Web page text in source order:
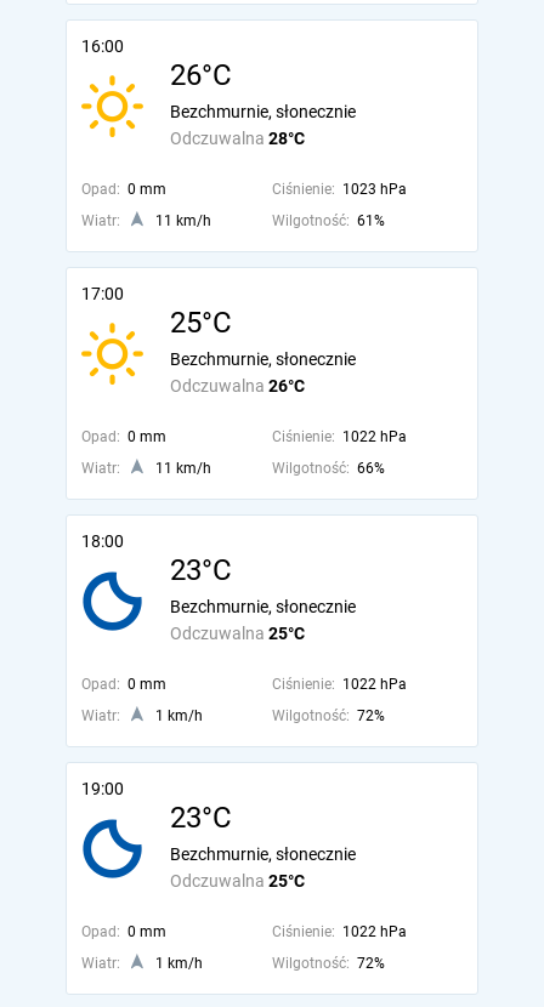
16:00
26°C
Odczuwalna 28°C
Bezchmurnie, słonecznie
Opad: 0 mm Ciśnienie: 1023 hPa
Wiatr:
11 km/h Wilgotność: 61%
17:00
25°C
Odczuwalna 26°C
Bezchmurnie, słonecznie
Opad: 0 mm Ciśnienie: 1022 hPa
Wiatr:
11 km/h Wilgotność: 66%
18:00
23°C
Odczuwalna 25°C
Bezchmurnie, słonecznie
Opad: 0 mm Ciśnienie: 1022 hPa
Wiatr:
1 km/h Wilgotność: 72%
19:00
23°C
Odczuwalna 25°C
Bezchmurnie, słonecznie
Opad: 0 mm Ciśnienie: 1022 hPa
Wiatr:
1 km/h Wilgotność: 72%